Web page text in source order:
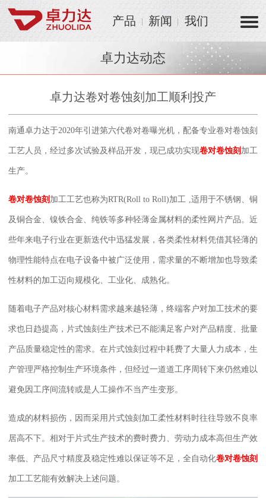
产品 新闻 我们
卓力达动态
卓力达卷对卷蚀刻加工顺利投产
南通卓力达于2020年引进第六代卷对卷曝光机，配备专业卷对卷蚀刻
工艺人员，经过多次试验及样品开发，现已成功实现卷对卷蚀刻 加工
生产。
卷对卷蚀刻 加工工艺也称为RTR(Roll to Roll)加工 适用于不锈钢、铜
及铜合金、镍铁合金、纯铁等多种轻薄金属材料的柔性网片产品。近
些年来电子行业在更新迭代中迅猛发展，各类柔性材料凭借其轻薄的
物理性能特点在电子设备中被广泛使用，需求量的不断增加也导致柔
性材料的加工迈向规模化、工业化、成熟化。
随着电子产品对核心材料需求越来越轻薄，终端客户对加工技术的要
求也日趋提高，片式蚀刻生产技术已不能满足客户对产品精度、批量
产品质量稳定性的需求。在片式蚀刻过程中耗费了大量人力成本，生
产管理严格控制生产环境条件，但经过一道道工序周转下来仍然难以
避免因工序间流转或是人工操作不当产生变形。
造成的材料损伤，因而采用片式蚀刻加工柔性材料时往往导致不良率
居高不下。相对于片式生产技术的费时费力、劳动力成本高但生产效
率低、产品尺寸精度及稳定性难以保证等不足，全自动化卷对卷蚀刻
加工工艺能有效解决上述问题。